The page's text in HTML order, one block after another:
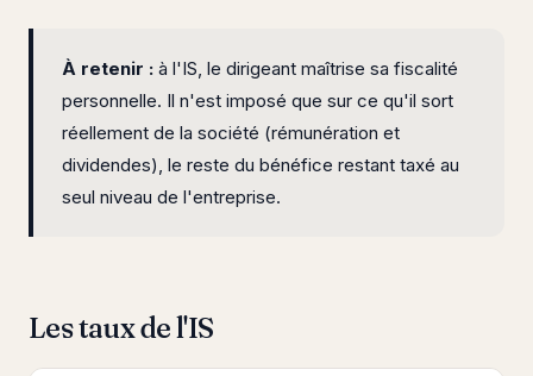
À retenir : à l'IS, le dirigeant maîtrise sa fiscalité
personnelle. Il n'est imposé que sur ce qu'il sort
réellement de la société (rémunération et
dividendes), le reste du bénéfice restant taxé au
seul niveau de l'entreprise.
Les taux de l'IS